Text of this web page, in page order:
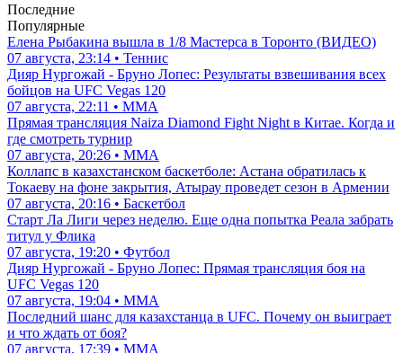
Последние
Популярные
Елена Рыбакина вышла в 1/8 Мастерса в Торонто (ВИДЕО)
07 августа, 23:14 • Теннис
Дияр Нургожай - Бруно Лопес: Результаты взвешивания всех
бойцов на UFC Vegas 120
07 августа, 22:11 • ММА
Прямая трансляция Naiza Diamond Fight Night в Китае. Когда и
где смотреть турнир
07 августа, 20:26 • ММА
Коллапс в казахстанском баскетболе: Астана обратилась к
Токаеву на фоне закрытия, Атырау проведет сезон в Армении
07 августа, 20:16 • Баскетбол
Старт Ла Лиги через неделю. Еще одна попытка Реала забрать
титул у Флика
07 августа, 19:20 • Футбол
Дияр Нургожай - Бруно Лопес: Прямая трансляция боя на
UFC Vegas 120
07 августа, 19:04 • ММА
Последний шанс для казахстанца в UFC. Почему он выиграет
и что ждать от боя?
07 августа, 17:39 • ММА